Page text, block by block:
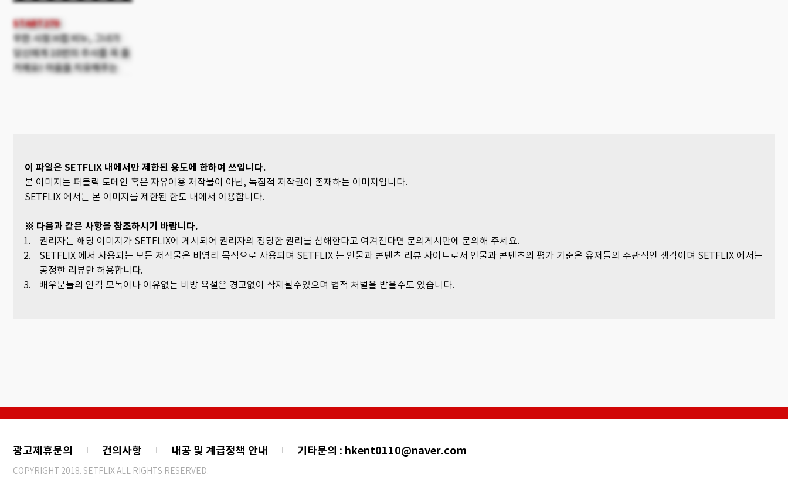
START270
무한 사정 H컵 비누, 그녀가
당신에게 10번의 주사를 꼭 줄
거예요! 마음을 치유해주는
이 파일은 SETFLIX 내에서만 제한된 용도에 한하여 쓰입니다.
본 이미지는 퍼블릭 도메인 혹은 자유이용 저작물이 아닌, 독점적 저작권이 존재하는 이미지입니다.
SETFLIX 에서는 본 이미지를 제한된 한도 내에서 이용합니다.
※ 다음과 같은 사항을 참조하시기 바랍니다.
권리자는 해당 이미지가 SETFLIX에 게시되어 권리자의 정당한 권리를 침해한다고 여겨진다면 문의게시판에 문의해 주세요.
SETFLIX 에서 사용되는 모든 저작물은 비영리 목적으로 사용되며 SETFLIX 는 인물과 콘텐츠 리뷰 사이트로서 인물과 콘텐츠의 평가 기준은 유저들의 주관적인 생각이며 SETFLIX 에서는
공정한 리뷰만 허용합니다.
배우분들의 인격 모독이나 이유없는 비방 욕설은 경고없이 삭제될수있으며 법적 처벌을 받을수도 있습니다.
광고제휴문의 건의사항 내공 및 계급정책 안내 기타문의 : hkent0110@naver.com
COPYRIGHT 2018. SETFLIX ALL RIGHTS RESERVED.